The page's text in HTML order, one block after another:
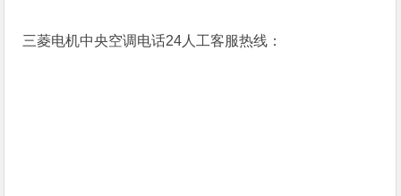
三菱电机中央空调电话24人工客服热线：